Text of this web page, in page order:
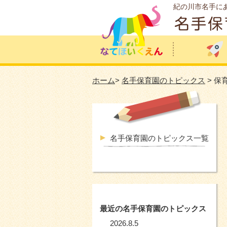
紀の川市名手に
ホーム> 名手保育園のトピックス > 保
名手保育園のトピックス一覧
最近の名手保育園のトピックス
2026.8.5